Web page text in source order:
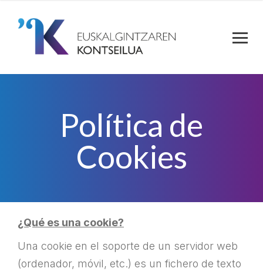
Política de
Cookies
¿Qué es una cookie?
Una cookie en el soporte de un servidor web
(ordenador, móvil, etc.) es un fichero de texto